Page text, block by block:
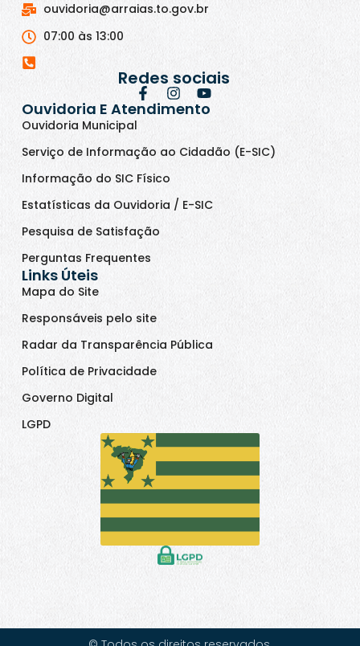
ouvidoria@arraias.to.gov.br
07:00 às 13:00
Redes sociais
Ouvidoria E Atendimento
Ouvidoria Municipal
Serviço de Informação ao Cidadão (E-SIC)
Informação do SIC Físico
Estatísticas da Ouvidoria / E-SIC
Pesquisa de Satisfação
Perguntas Frequentes
Links Úteis
Mapa do Site
Responsáveis pelo site
Radar da Transparência Pública
Política de Privacidade
Governo Digital
LGPD